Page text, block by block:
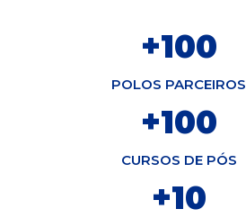
+100
POLOS PARCEIROS
+100
CURSOS DE PÓS
+10